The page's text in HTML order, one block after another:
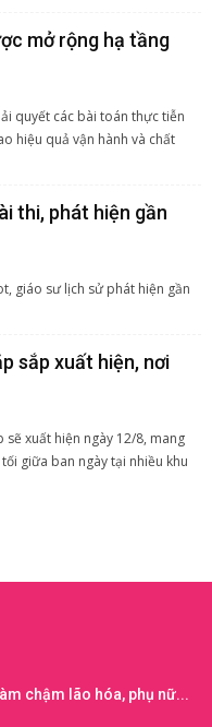
mở rộng hạ tầng
quyết các bài toán thực tiễn
hiệu quả vận hành và chất
thi, phát hiện gần
giáo sư lịch sử phát hiện gần
sắp xuất hiện, nơi
xuất hiện ngày 12/8, mang
giữa ban ngày tại nhiều khu
chậm lão hóa, phụ nữ...